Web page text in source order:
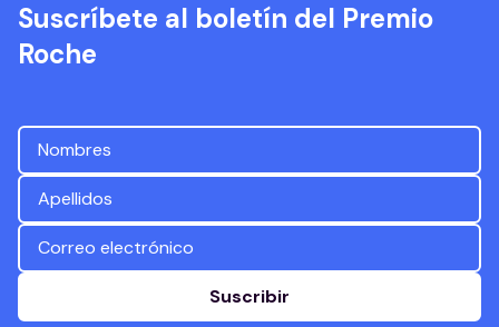
Suscríbete al boletín del Premio
Roche
Suscribir